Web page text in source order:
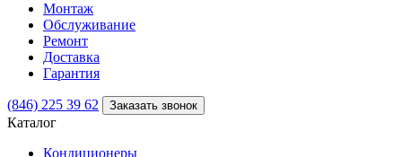
Монтаж
Обслуживание
Ремонт
Доставка
Гарантия
(846) 225 39 62 Заказать звонок
Каталог
Кондиционеры